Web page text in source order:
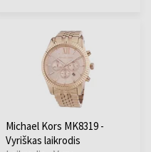
Michael Kors MK8319 -
Vyriškas laikrodis